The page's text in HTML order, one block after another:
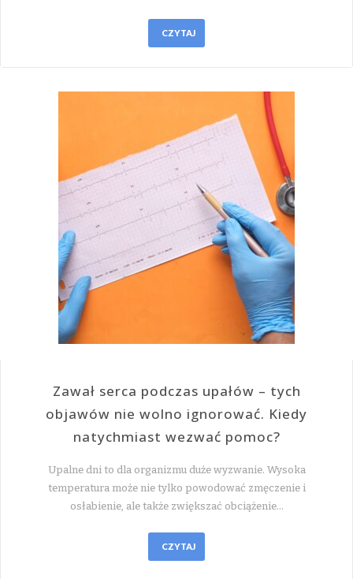
CZYTAJ
Zawał serca podczas upałów – tych
objawów nie wolno ignorować. Kiedy
natychmiast wezwać pomoc?
Upalne dni to dla organizmu duże wyzwanie. Wysoka
temperatura może nie tylko powodować zmęczenie i
osłabienie, ale także zwiększać obciążenie…
CZYTAJ